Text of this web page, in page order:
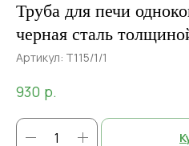
Труба для печи
черная сталь
Артикул: Т115/1/1
930 р.